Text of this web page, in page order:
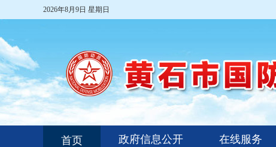
2026年8月9日 星期日
首页 政府信息公开 在线服务